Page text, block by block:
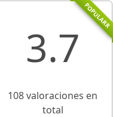
POPULARR
3.7
108 valoraciones en
total